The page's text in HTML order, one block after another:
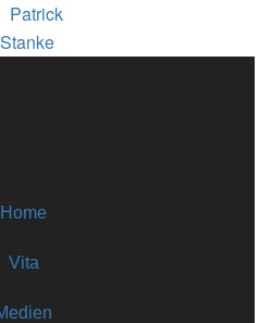
Home
Vita